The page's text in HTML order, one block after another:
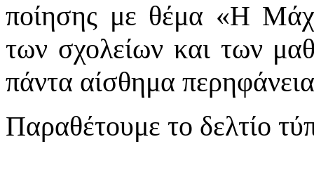
ποίησης με θέμα «Η
των σχολείων και των
πάντα αίσθημα
Παραθέτουμε το δελτίο